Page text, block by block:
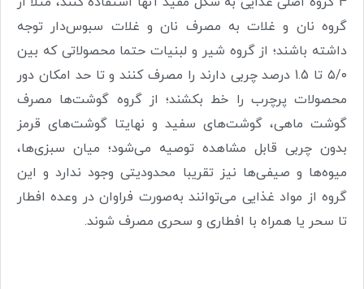
گروه نان و غلات به مصرف نان و غلات سبوس‌دار توجه
داشته باشند؛ از گروه شیر و لبنیات حتما محصولاتی که بین
۵/۰
تا 1.5 درصد چربی دارند را مصرف کنند و تا حد امکان دور
محصولات پرچرب را خط بکشند؛ از گروه گوشت‌ها مصرف
گوشت ماهی، گوشت‌های سفید و نهایتا گوشت‌های قرمز
بدون چربی قابل مشاهده توصیه می‌شود؛‌ میان سبزی‌ها،
میوه‌ها و صیفی‌ها نیز تقریبا محدودیتی وجود ندارد و این
گروه از مواد غذایی می‌توانند به‌صورت فراوان در وعده افطار
تا سحر یا همراه با افطاری و سحری مصرف شوند.